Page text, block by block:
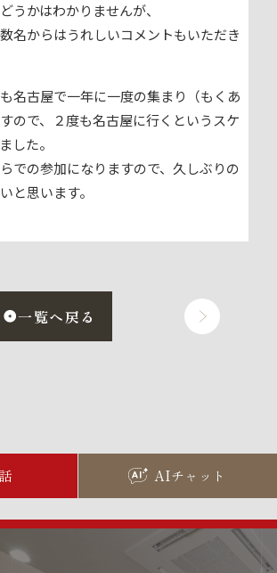
うかはわかりませんが、
名からはうれしいコメントもいただき
名古屋で一年に一度の集まり（もくあ
ので、２度も名古屋に行くというスケ
した。
での参加になりますので、久しぶりの
と思います。
一覧へ戻る
AIチャット